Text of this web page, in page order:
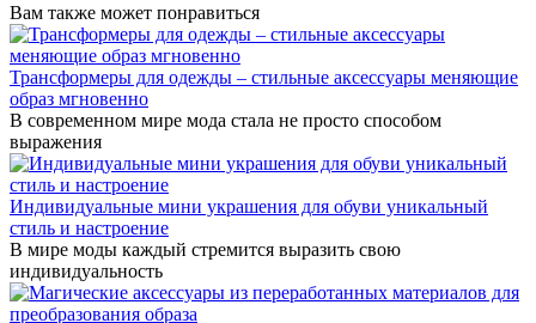
Вам также может понравиться
Трансформеры для одежды – стильные аксессуары меняющие
образ мгновенно
В современном мире мода стала не просто способом
выражения
Индивидуальные мини украшения для обуви уникальный
стиль и настроение
В мире моды каждый стремится выразить свою
индивидуальность